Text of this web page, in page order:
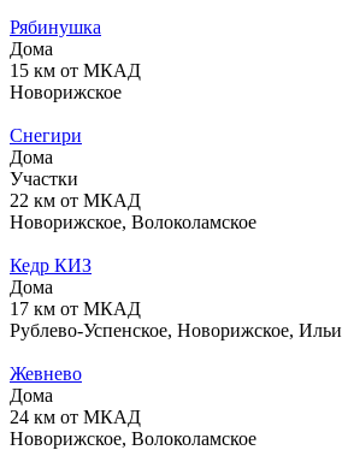
Рябинушка
Дома
15 км от МКАД
Новорижское
Снегири
Дома
Участки
22 км от МКАД
Новорижское, Волоколамское
Кедр КИЗ
Дома
17 км от МКАД
Рублево-Успенское, Новорижское,
Жевнево
Дома
24 км от МКАД
Новорижское, Волоколамское